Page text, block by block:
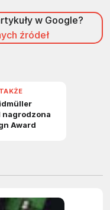
w Google?
źródeł